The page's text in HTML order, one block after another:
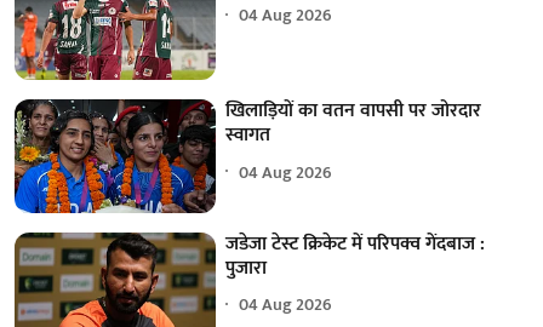
04 Aug 2026
खिलाड़ियों का वतन वापसी पर जोरदार
स्वागत
04 Aug 2026
जडेजा टेस्ट क्रिकेट में परिपक्व गेंदबाज :
पुजारा
04 Aug 2026